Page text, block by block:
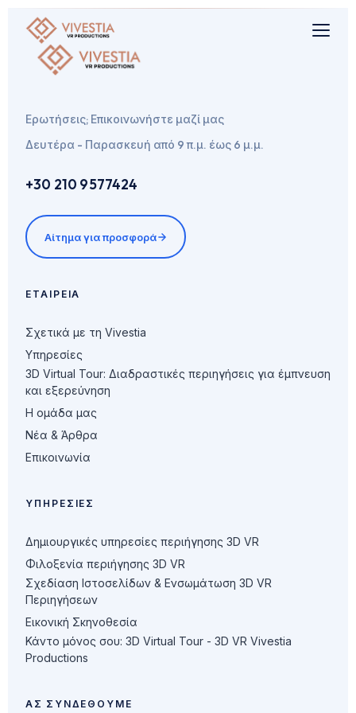
Ερωτήσεις; Επικοινωνήστε μαζί μας
Δευτέρα - Παρασκευή από 9 π.μ. έως 6 μ.μ.
+30 210 9577424
Αίτημα για προσφορά
ΕΤΑΙΡΕΊΑ
Σχετικά με τη Vivestia
Υπηρεσίες
3D Virtual Tour: Διαδραστικές περιηγήσεις για έμπνευση
και εξερεύνηση
Η ομάδα μας
Νέα & Άρθρα
Επικοινωνία
ΥΠΗΡΕΣΊΕΣ
Δημιουργικές υπηρεσίες περιήγησης 3D VR
Φιλοξενία περιήγησης 3D VR
Σχεδίαση Ιστοσελίδων & Ενσωμάτωση 3D VR
Περιηγήσεων
Εικονική Σκηνοθεσία
Κάντο μόνος σου: 3D Virtual Tour - 3D VR Vivestia
Productions
ΑΣ ΣΥΝΔΕΘΟΎΜΕ